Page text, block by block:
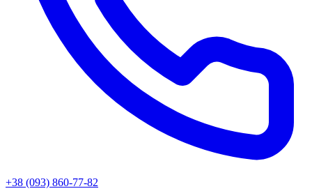
+38 (093) 860-77-82